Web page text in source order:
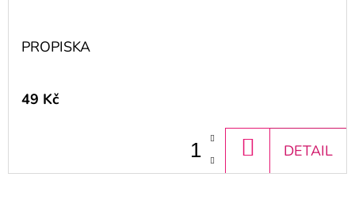
PROPISKA
49 Kč
KOŠÍKU
DETAIL